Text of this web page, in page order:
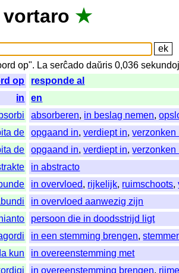
vortaro ★
op". La serĉado daŭris 0,036
op
responde al
in
en
absorberen, in beslag nemen,
de
opgaand in,verdiept in,verzonken
de
opgaand in,verdiept in,verzonken
in abstracto
in overvloed, rijkelijk, ruimschoots,
in overvloed aanwezig zijn
persoon die in doodsstrijd ligt
in een stemming brengen,
kun
in overeenstemming met
in overeenstemming brengen,